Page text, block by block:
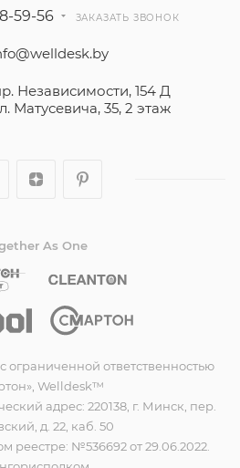
59-56 ЗАКАЗАТЬ ЗВОНОК
Независимости, 154 Д
Матусевича, 35, 2 этаж
As One
ограниченной ответственностью
Welldesk™
адрес: 220138, г. Минск, пер.
д. 22, каб. 50
реестре: №536692 от 29.06.2022.